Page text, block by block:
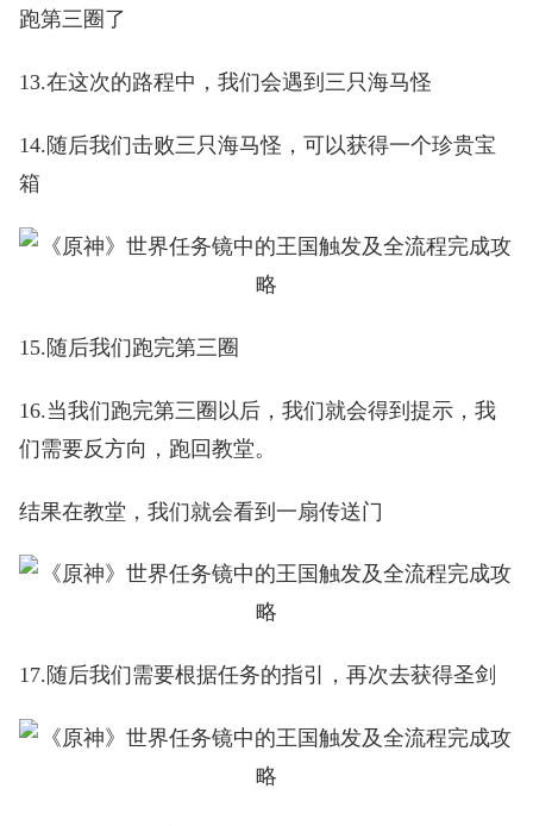
跑第三圈了
13.在这次的路程中，我们会遇到三只海马怪
14.随后我们击败三只海马怪，可以获得一个珍贵宝
箱
15.随后我们跑完第三圈
16.当我们跑完第三圈以后，我们就会得到提示，我
们需要反方向，跑回教堂。
结果在教堂，我们就会看到一扇传送门
17.随后我们需要根据任务的指引，再次去获得圣剑